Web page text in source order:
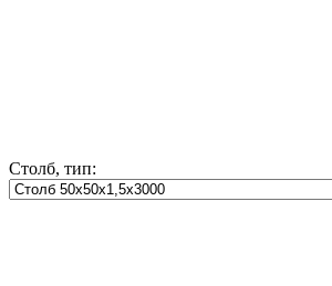
Столб, тип: